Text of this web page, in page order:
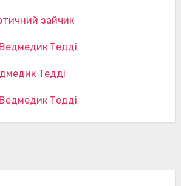
зайчик
Ведмедик Тедді
Тедді
Ведмедик Тедді